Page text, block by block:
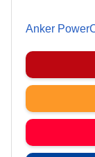
Anker